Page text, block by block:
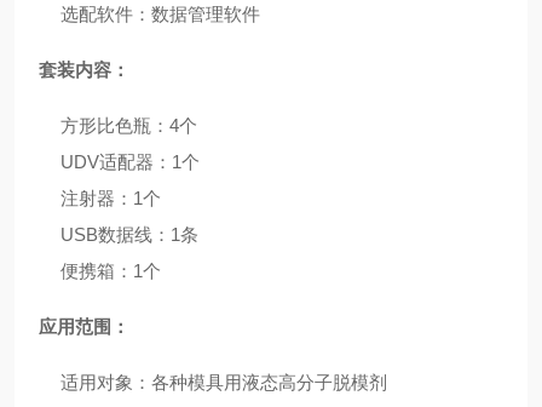
选配软件：数据管理软件
套装内容：
方形比色瓶：4个
UDV适配器：1个
注射器：1个
USB数据线：1条
便携箱：1个
应用范围：
适用对象：各种模具用液态高分子脱模剂